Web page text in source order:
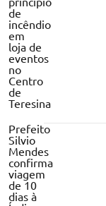
de
incêndio
em
loja de
eventos
no
Centro
de
Teresina
Prefeito
Silvio
Mendes
confirma
viagem
de 10
dias à